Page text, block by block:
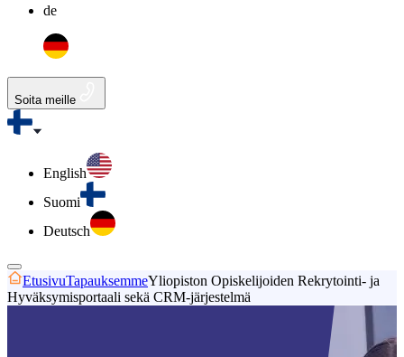
de
Soita meille
English
Suomi
Deutsch
EtusivuTapauksemmeYliopiston Opiskelijoiden Rekrytointi- ja
Hyväksymisportaali sekä CRM-järjestelmä